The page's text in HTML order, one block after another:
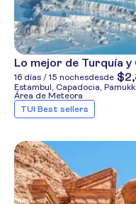
Lo mejor de Turquía y
16 días / 15 nochesdesde
Estambul, Capadocia,
Área de Meteora
TUI Best sellers